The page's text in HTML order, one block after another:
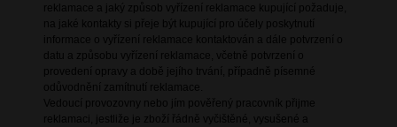
reklamace a jaký způsob vyřízení reklamace kupující požaduje,
na jaké kontakty si přeje být kupující pro účely poskytnutí
informace o vyřízení reklamace kontaktován a dále potvrzení o
datu a způsobu vyřízení reklamace, včetně potvrzení o
provedení opravy a době jejího trvání, případně písemné
odůvodnění zamítnutí reklamace.
Vedoucí provozovny nebo jím pověřený pracovník přijme
reklamaci, jestliže je zboží řádně vyčištěné, vysušené a